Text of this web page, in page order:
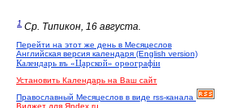
1 Ср. Типикон, 16 августа.
Перейти на этот же день в Месяцеслов
Английская версия календаря (English version)
Календарь въ «Царской» орѳографiи
Установить Календарь на Ваш сайт
Православный Месяцеслов в виде rss-канала
Виджет для Яndex.ru